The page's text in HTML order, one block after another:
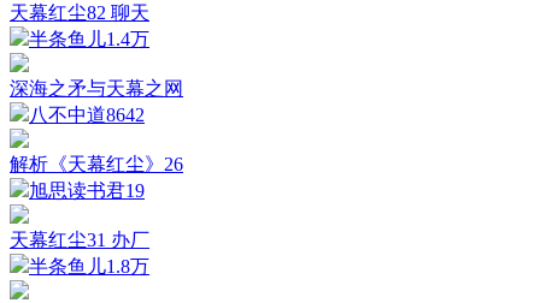
天幕红尘82 聊天
半条鱼儿1.4万
深海之矛与天幕之网
八不中道8642
解析《天幕红尘》26
旭思读书君19
天幕红尘31 办厂
半条鱼儿1.8万